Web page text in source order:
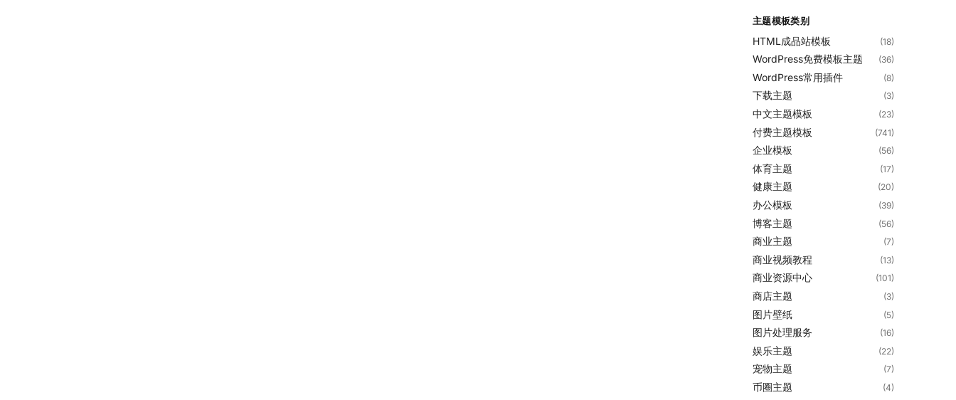
主题模板类别
HTML成品站模板 (18)
WordPress免费模板主题 (36)
WordPress常用插件 (8)
下载主题 (3)
中文主题模板 (23)
付费主题模板 (741)
企业模板 (56)
体育主题 (17)
健康主题 (20)
办公模板 (39)
博客主题 (56)
商业主题 (7)
商业视频教程 (13)
商业资源中心 (101)
商店主题 (3)
图片壁纸 (5)
图片处理服务 (16)
娱乐主题 (22)
宠物主题 (7)
币圈主题 (4)